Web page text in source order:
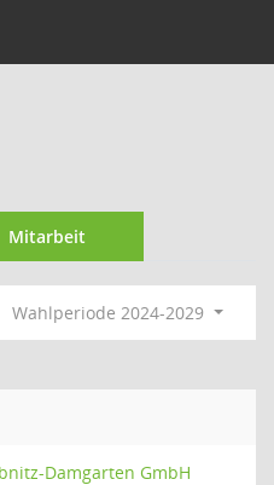
Mitarbeit
Wahlperiode 2024-2029
Damgarten GmbH